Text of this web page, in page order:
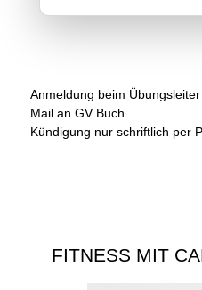
Anmeldung beim
Mail an GV Buch
Kündigung nur schriftlich per
FITNESS MIT